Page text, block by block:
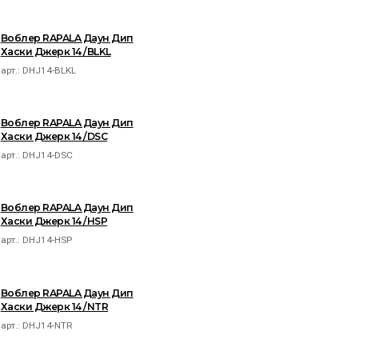
Воблер RAPALA Даун Дип
Хаски Джерк 14 /BLKL
арт.: DHJ14-BLKL
Воблер RAPALA Даун Дип
Хаски Джерк 14 /DSC
арт.: DHJ14-DSC
Воблер RAPALA Даун Дип
Хаски Джерк 14 /HSP
арт.: DHJ14-HSP
Воблер RAPALA Даун Дип
Хаски Джерк 14 /NTR
арт.: DHJ14-NTR